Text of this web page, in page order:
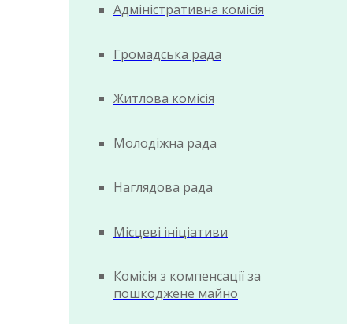
Адміністративна комісія
Громадська рада
Житлова комісія
Молодіжна рада
Наглядова рада
Місцеві ініціативи
Комісія з компенсації за
пошкоджене майно